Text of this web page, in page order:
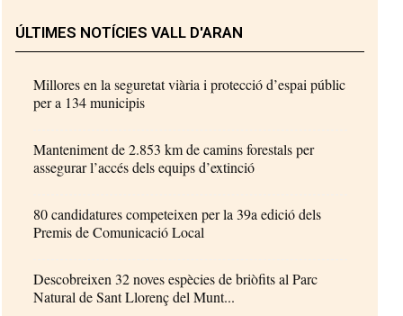
ÚLTIMES NOTÍCIES VALL D'ARAN
Millores en la seguretat viària i protecció d’espai públic
per a 134 municipis
Manteniment de 2.853 km de camins forestals per
assegurar l’accés dels equips d’extinció
80 candidatures competeixen per la 39a edició dels
Premis de Comunicació Local
Descobreixen 32 noves espècies de briòfits al Parc
Natural de Sant Llorenç del Munt...